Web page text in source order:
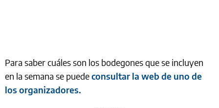
Para saber cuáles son los bodegones que se incluyen
en la semana se puedeconsultar la web de uno de
los organizadores.